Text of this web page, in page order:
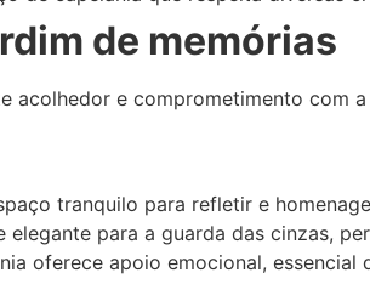
de memórias
acolhedor e comprometimento com
tranquilo para refletir e
para a guarda das cinzas,
oferece apoio emocional, essencial